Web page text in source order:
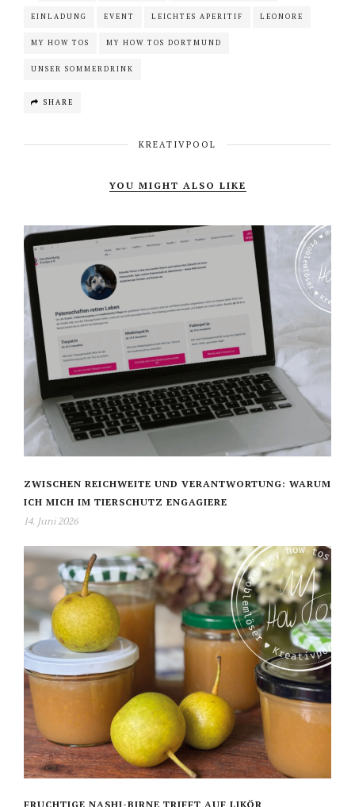
EINLADUNG EVENT LEICHTES APERITIF LEONORE
MY HOW TOS MY HOW TOS DORTMUND
UNSER SOMMERDRINK
SHARE
KREATIVPOOL
YOU MIGHT ALSO LIKE
ZWISCHEN REICHWEITE UND VERANTWORTUNG: WARUM
ICH MICH IM TIERSCHUTZ ENGAGIERE
14. Juni 2026
FRUCHTIGE NASHI-BIRNE TRIFFT AUF LIKÖR